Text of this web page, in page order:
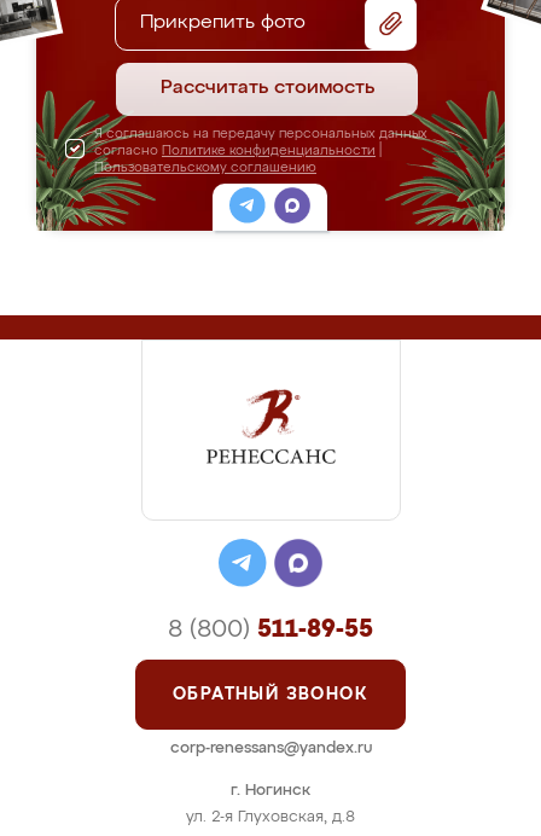
Прикрепить фото
Рассчитать стоимость
Я соглашаюсь на передачу персональных данных
согласно Политике конфиденциальности
Пользовательскому соглашению
г. Ногинск
ул. 2-я Глуховская, д.8
8 (800) 511-89-55
ОБРАТНЫЙ ЗВОНОК
corp-renessans@yandex.ru